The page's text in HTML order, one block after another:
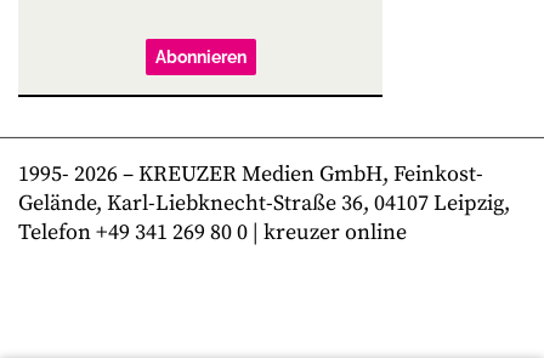
Abonnieren
1995- 2026– KREUZER Medien GmbH, Feinkost-
Gelände, Karl-Liebknecht-Straße 36, 04107 Leipzig,
Telefon +49 341 269 80 0 | kreuzer online